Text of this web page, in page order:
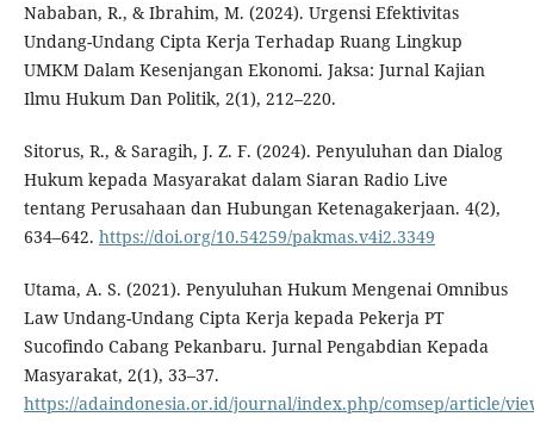
Nababan, R., & Ibrahim, M. (2024). Urgensi Efektivitas
Undang-Undang Cipta Kerja Terhadap Ruang Lingkup
UMKM Dalam Kesenjangan Ekonomi. Jaksa: Jurnal Kajian
Ilmu Hukum Dan Politik, 2(1), 212–220.
Sitorus, R., & Saragih, J. Z. F. (2024). Penyuluhan dan Dialog
Hukum kepada Masyarakat dalam Siaran Radio Live
tentang Perusahaan dan Hubungan Ketenagakerjaan. 4(2),
634–642. https://doi.org/10.54259/pakmas.v4i2.3349
Utama, A. S. (2021). Penyuluhan Hukum Mengenai Omnibus
Law Undang-Undang Cipta Kerja kepada Pekerja PT
Sucofindo Cabang Pekanbaru. Jurnal Pengabdian Kepada
Masyarakat, 2(1), 33–37.
https://adaindonesia.or.id/journal/index.php/comsep/article/